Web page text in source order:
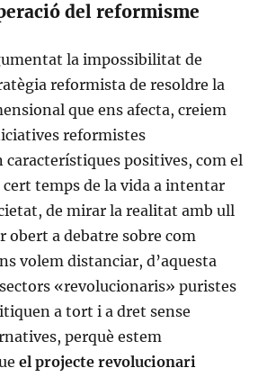
del reformisme
la impossibilitat de
reformista de resoldre la
que ens afecta, creiem
reformistes
característiques positives, com el
cert temps de la vida a intentar
de mirar la realitat amb ull
obert a debatre sobre com
volem distanciar, d’aquesta
«revolucionaris» puristes
a tort i a dret sense
perquè estem
el projecte revolucionari